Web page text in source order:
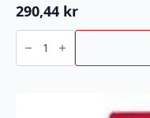
290,44 kr
FUGEBLAD
antall